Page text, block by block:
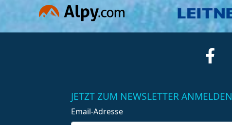
JETZT ZUM NEWSLETTER ANMELDEN
Email-Adresse